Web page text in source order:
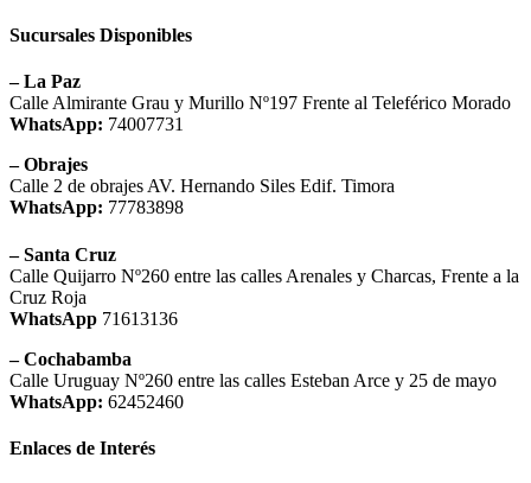
Sucursales Disponibles
– La Paz
Calle Almirante Grau y Murillo Nº197 Frente al Teleférico Morado
WhatsApp: 74007731
– Obrajes
Calle 2 de obrajes AV. Hernando Siles Edif. Timora
WhatsApp: 77783898
– Santa Cruz
Calle Quijarro Nº260 entre las calles Arenales y Charcas, Frente a la
Cruz Roja
WhatsApp 71613136
– Cochabamba
Calle Uruguay Nº260 entre las calles Esteban Arce y 25 de mayo
WhatsApp: 62452460
Enlaces de Interés